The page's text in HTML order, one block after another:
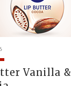
Vanilla &